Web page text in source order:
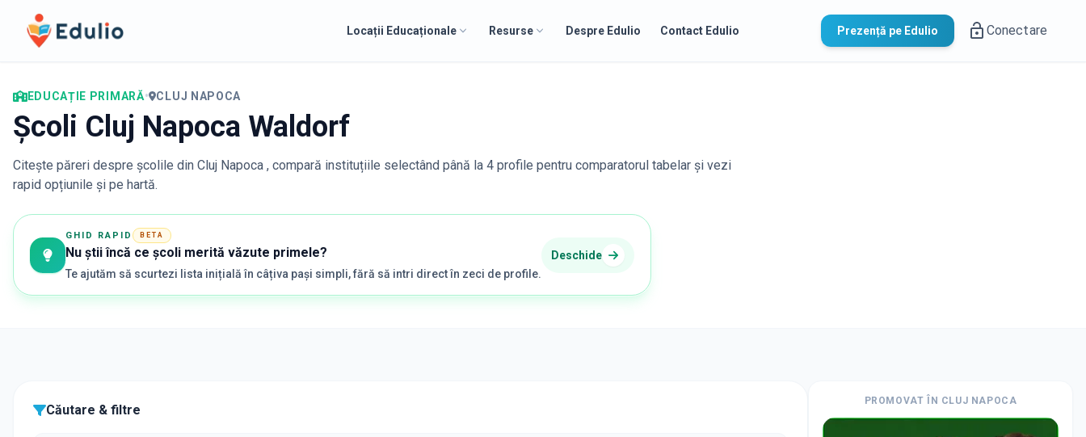
Edulio
Locații Educaționale Resurse Despre Edulio Contact Edulio Prezență pe Edulio Conectare
EDUCAȚIE PRIMARĂ• CLUJ NAPOCA
Școli Cluj Napoca Waldorf
Citește păreri despre școlile din Cluj Napoca , compară instituțiile selectând până la 4 profile pentru comparatorul tabelar și vezi
rapid opțiunile și pe hartă.
GHID RAPID BETA
Nu știi încă ce școli merită văzute primele?
Te ajutăm să scurtezi lista inițială în câțiva pași simpli, fără să intri direct în zeci de profile.
Deschide
Căutare & filtre
PROMOVAT ÎN CLUJ NAPOCA